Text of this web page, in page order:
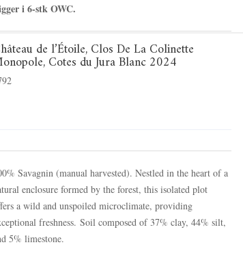
i 6-stk OWC.
de l’Étoile, Clos De La Colinette
Cotes du Jura Blanc 2024
Savagnin (manual harvested). Nestled in the heart of a
enclosure formed by the forest, this isolated plot
a wild and unspoiled microclimate, providing
freshness. Soil composed of 37% clay, 44% silt,
5% limestone.